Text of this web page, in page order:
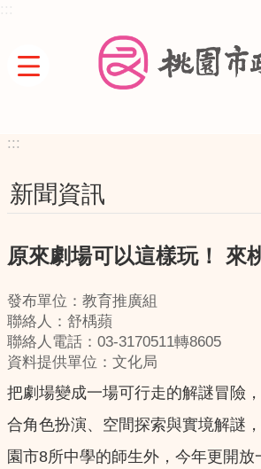
:::
新聞資訊
原來劇場可以這樣玩！ 來
發布單位：教育推廣組
聯絡人：舒楀蘋
聯絡人電話：03-3170511轉8605
資料提供單位：文化局
把劇場變成一場可行走的解謎冒險
合角色扮演、空間探索與實境解謎
園市8所中學的師生外，今年更開